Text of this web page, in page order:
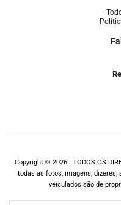
Copyright © 2026. TODOS OS
todas as fotos, imagens, dizeres,
veiculados são de